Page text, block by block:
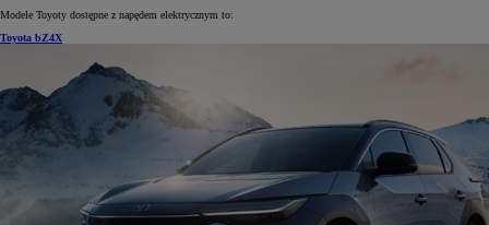
Modele Toyoty dostępne z napędem elektrycznym to:
Toyota bZ4X